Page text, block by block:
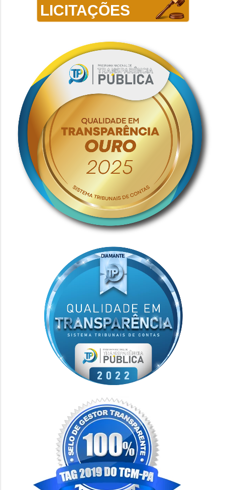
LICITAÇÕES